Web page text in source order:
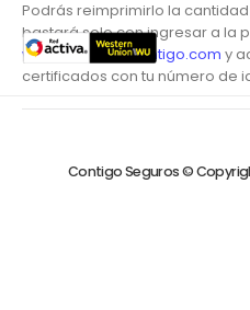
Podrás reimprimirlo la
bastará solo con ingresar a la
www.redactivacontigo.com y
certificados con tu número de
Contigo Seguros ©